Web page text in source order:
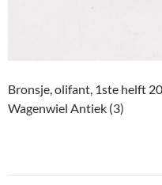
Bronsje, olifant, 1ste helft
Wagenwiel Antiek (3)